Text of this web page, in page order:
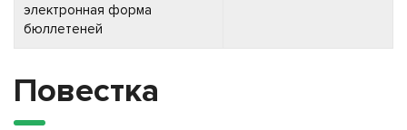
электронная форма
бюллетеней
Повестка